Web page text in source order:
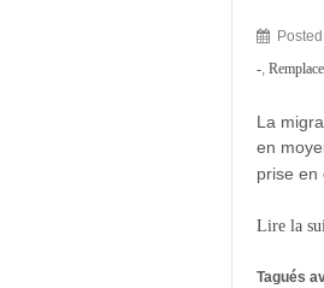
-,
La
en
prise en
Lire la
Tagués